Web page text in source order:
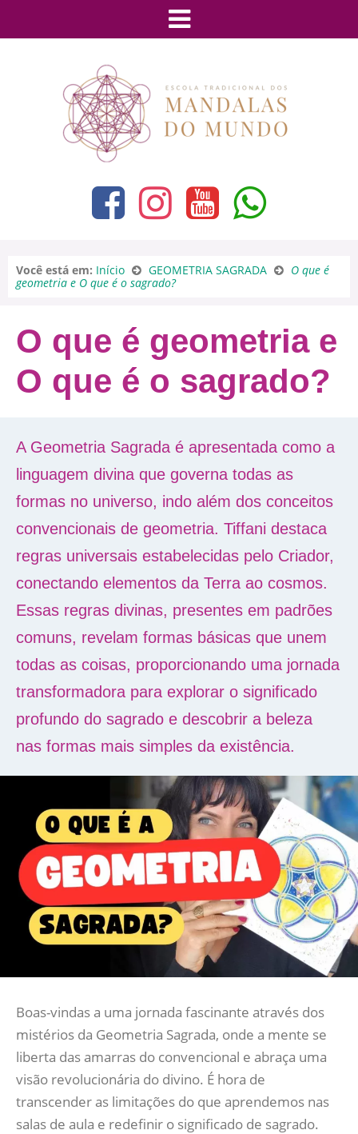
Você está em: Início GEOMETRIA SAGRADA
O que é
geometria e O que é o sagrado?
O que é geometria e
O que é o sagrado?
A Geometria Sagrada é apresentada como a
linguagem divina que governa todas as
formas no universo, indo além dos conceitos
convencionais de geometria. Tiffani destaca
regras universais estabelecidas pelo Criador,
conectando elementos da Terra ao cosmos.
Essas regras divinas, presentes em padrões
comuns, revelam formas básicas que unem
todas as coisas, proporcionando uma jornada
transformadora para explorar o significado
profundo do sagrado e descobrir a beleza
nas formas mais simples da existência.
Boas-vindas a uma jornada fascinante através dos
mistérios da Geometria Sagrada, onde a mente se
liberta das amarras do convencional e abraça uma
visão revolucionária do divino. É hora de
transcender as limitações do que aprendemos nas
salas de aula e redefinir o significado de sagrado.